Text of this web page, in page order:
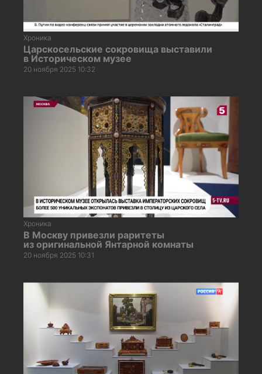
Хроника
Царскосельские сокровища выставили
в Историческом музее
20 ноября 2025 10:32
Хроника
В Москву привезли раритеты
из оригинальной Янтарной комнаты
20 ноября 2025 10:31